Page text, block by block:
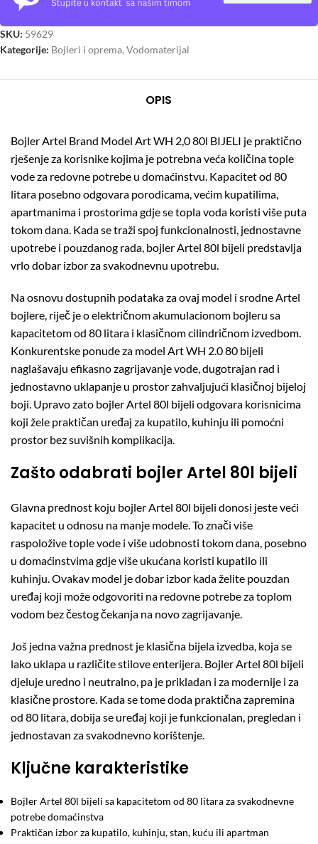
SKU: 59629
Kategorije: Bojleri i oprema, Vodomaterijal
OPIS
Bojler Artel Brand Model Art WH 2,0 80l BIJELI je praktično
rješenje za korisnike kojima je potrebna veća količina tople
vode za redovne potrebe u domaćinstvu. Kapacitet od 80
litara posebno odgovara porodicama, većim kupatilima,
apartmanima i prostorima gdje se topla voda koristi više puta
tokom dana. Kada se traži spoj funkcionalnosti, jednostavne
upotrebe i pouzdanog rada, bojler Artel 80l bijeli predstavlja
vrlo dobar izbor za svakodnevnu upotrebu.
Na osnovu dostupnih podataka za ovaj model i srodne Artel
bojlere, riječ je o električnom akumulacionom bojleru sa
kapacitetom od 80 litara i klasičnom cilindričnom izvedbom.
Konkurentske ponude za model Art WH 2.0 80 bijeli
naglašavaju efikasno zagrijavanje vode, dugotrajan rad i
jednostavno uklapanje u prostor zahvaljujući klasičnoj bijeloj
boji. Upravo zato bojler Artel 80l bijeli odgovara korisnicima
koji žele praktičan uređaj za kupatilo, kuhinju ili pomoćni
prostor bez suvišnih komplikacija.
Zašto odabrati bojler Artel 80l bijeli
Glavna prednost koju bojler Artel 80l bijeli donosi jeste veći
kapacitet u odnosu na manje modele. To znači više
raspoložive tople vode i više udobnosti tokom dana, posebno
u domaćinstvima gdje više ukućana koristi kupatilo ili
kuhinju. Ovakav model je dobar izbor kada želite pouzdan
uređaj koji može odgovoriti na redovne potrebe za toplom
vodom bez čestog čekanja na novo zagrijavanje.
Još jedna važna prednost je klasična bijela izvedba, koja se
lako uklapa u različite stilove enterijera. Bojler Artel 80l bijeli
djeluje uredno i neutralno, pa je prikladan i za modernije i za
klasične prostore. Kada se tome doda praktična zapremina
od 80 litara, dobija se uređaj koji je funkcionalan, pregledan i
jednostavan za svakodnevno korištenje.
Ključne karakteristike
Bojler Artel 80l bijeli sa kapacitetom od 80 litara za svakodnevne
potrebe domaćinstva
Praktičan izbor za kupatilo, kuhinju, stan, kuću ili apartman